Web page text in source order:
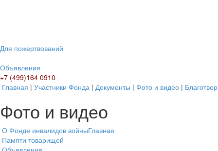
Для пожертвований
Объявления
+7 (499)164 0910
Главная | Участники Фонда | Документы | Фото и видео |
Фото и видео
Главная
О Фонде инвалидов войны
Памяти товарищей